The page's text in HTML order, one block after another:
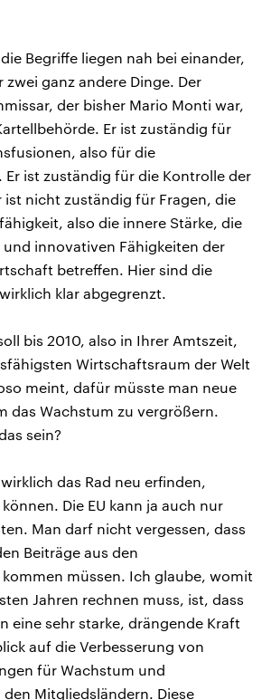
Begriffe liegen nah bei einander,
zwei ganz andere Dinge. Der
der bisher Mario Monti war,
Er ist zuständig für
also für die
Er ist zuständig für die Kontrolle der
ist nicht zuständig für Fragen, die
also die innere Stärke, die
innovativen Fähigkeiten der
betreffen. Hier sind die
klar abgegrenzt.
bis 2010, also in Ihrer Amtszeit,
Wirtschaftsraum der Welt
meint, dafür müsste man neue
das Wachstum zu vergrößern.
sein?
das Rad neu erfinden,
Die EU kann ja auch nur
Man darf nicht vergessen, dass
Beiträge aus den
müssen. Ich glaube, womit
Jahren rechnen muss, ist, dass
eine sehr starke, drängende Kraft
auf die Verbesserung von
für Wachstum und
Mitgliedsländern. Diese